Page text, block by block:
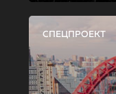
СПЕЦПРОЕКТ